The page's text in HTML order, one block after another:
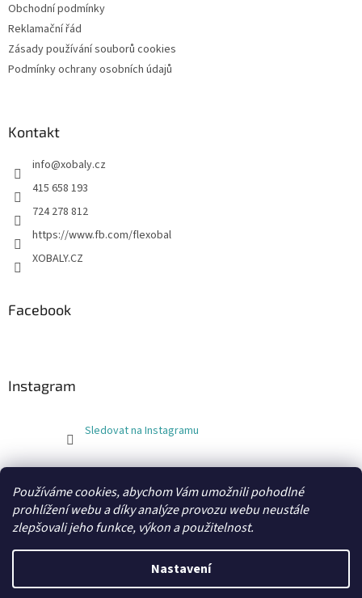
Používáme cookies, abychom Vám umožnili pohodlné
prohlížení webu a díky analýze provozu webu neustále
zlepšovali jeho funkce, výkon a použitelnost.
Nastavení
Obchodní podmínky
Reklamační řád
Zásady používání souborů cookies
Podmínky ochrany osobních údajů
Kontakt
info@xobaly.cz
415 658 193
724 278 812
https://www.fb.com/flexobal
XOBALY.CZ
Facebook
Instagram
Sledovat na Instagramu